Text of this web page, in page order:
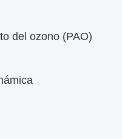
del ozono (PAO)